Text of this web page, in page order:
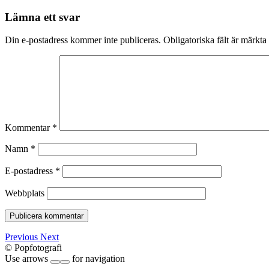
Lämna ett svar
Din e-postadress kommer inte publiceras. Obligatoriska fält är märkta
Kommentar *
Namn *
E-postadress *
Webbplats
Previous Next
© Popfotografi
Use arrows
for navigation